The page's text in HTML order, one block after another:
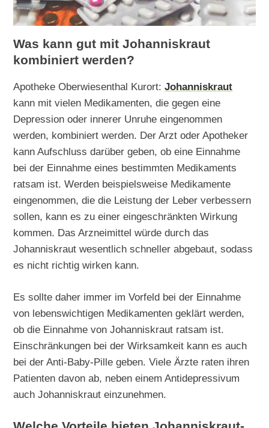
Was kann gut mit Johanniskraut
kombiniert werden?
Apotheke Oberwiesenthal Kurort:Johanniskraut
kann mit vielen Medikamenten, die gegen eine
Depression oder innerer Unruhe eingenommen
werden, kombiniert werden. Der Arzt oder Apotheker
kann Aufschluss darüber geben, ob eine Einnahme
bei der Einnahme eines bestimmten Medikaments
ratsam ist. Werden beispielsweise Medikamente
eingenommen, die die Leistung der Leber verbessern
sollen, kann es zu einer eingeschränkten Wirkung
kommen. Das Arzneimittel würde durch das
Johanniskraut wesentlich schneller abgebaut, sodass
es nicht richtig wirken kann.
Es sollte daher immer im Vorfeld bei der Einnahme
von lebenswichtigen Medikamenten geklärt werden,
ob die Einnahme von Johanniskraut ratsam ist.
Einschränkungen bei der Wirksamkeit kann es auch
bei der Anti-Baby-Pille geben. Viele Ärzte raten ihren
Patienten davon ab, neben einem Antidepressivum
auch Johanniskraut einzunehmen.